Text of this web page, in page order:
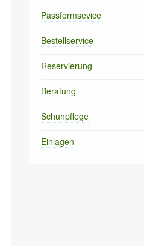
Passformsevice
Bestellservice
Reservierung
Beratung
Schuhpflege
Einlagen